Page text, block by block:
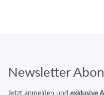
Newsletter
Jetzt anmelden und exklusive